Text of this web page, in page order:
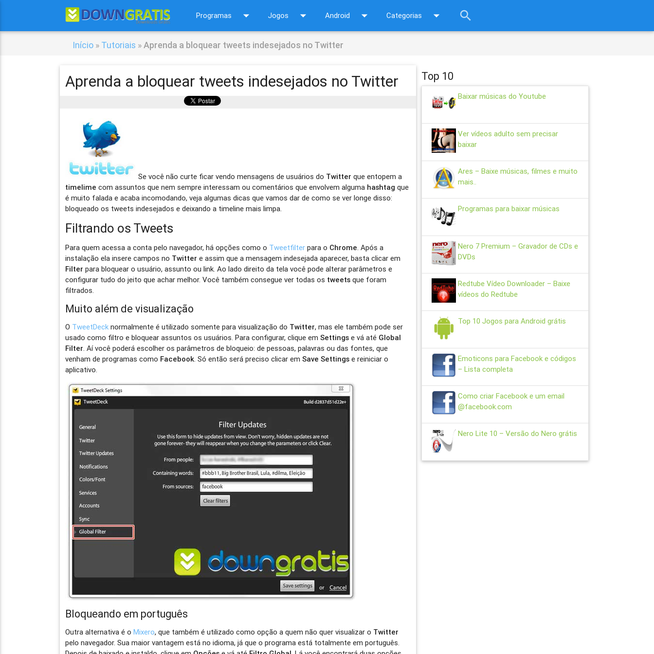
Programas arrow_drop_down Jogos arrow_drop_down Android arrow_drop_down Categorias arrow_drop_down search
Início » Tutoriais »Aprenda a bloquear tweets indesejados no Twitter
Aprenda a bloquear tweets indesejados no Twitter
Se você não curte ficar vendo mensagens de usuários do Twitter que entopem a
timelime com assuntos que nem sempre interessam ou comentários que envolvem alguma hashtag que
é muito falada e acaba incomodando, veja algumas dicas que vamos dar de como se ver longe disso:
bloqueado os tweets indesejados e deixando a timeline mais limpa.
Filtrando os Tweets
Para quem acessa a conta pelo navegador, há opções como o Tweetfilter para o Chrome . Após a
instalação ela insere campos no Twitter e assim que a mensagem indesejada aparecer, basta clicar em
Filter para bloquear o usuário, assunto ou link. Ao lado direito da tela você pode alterar parâmetros e
configurar tudo do jeito que achar melhor. Você também consegue ver todas os tweets que foram
filtrados.
Muito além de visualização
O TweetDeck normalmente é utilizado somente para visualização do Twitter, mas ele também pode ser
usado como filtro e bloquear assuntos os usuários. Para configurar, clique emSettings e vá até Global
Filter . Aí você poderá escolher os parâmetros de bloqueio: de pessoas, palavras ou das fontes, que
venham de programas como Facebook . Só então será preciso clicar emSave Settings e reiniciar o
aplicativo.
Bloqueando em português
Outra alternativa é oMixero, que também é utilizado como opção a quem não quer visualizar o Twitter
pelo navegador. Sua maior vantagem está no idioma, já que o programa está totalmente em português.
Top 10
Baixar músicas do Youtube
Ver vídeos adulto sem precisar
baixar
Ares – Baixe músicas, filmes e muito
mais..
Programas para baixar músicas
Nero 7 Premium – Gravador de CDs e
DVDs
Redtube Vídeo Downloader – Baixe
vídeos do Redtube
Top 10 Jogos para Android grátis
Emoticons para Facebook e códigos
– Lista completa
Como criar Facebook e um email
@facebook.com
Nero Lite 10 – Versão do Nero grátis